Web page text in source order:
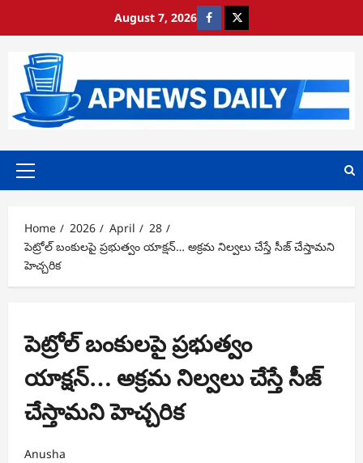
August 7, 2026 https://www.facebook.com/
https://x.com/
Primary
Home 2026 April
28
పెట్రోల్ బంకులపై ప్రభుత్వం యాక్షన్… అక్రమ నిల్వలు చేస్తే సీజ్ చేస్తామని
హెచ్చరిక
పెట్రోల్ బంకులపై ప్రభుత్వం
యాక్షన్… అక్రమ నిల్వలు చేస్తే సీజ్
చేస్తామని హెచ్చరిక
Anusha